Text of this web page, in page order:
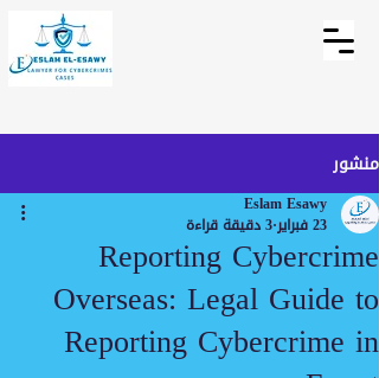
منشور
Reporting Cybercrime
Overseas: Legal Guide to
Reporting Cybercrime in
Eslam Esawy
23 فبراير
3 دقيقة قراءة